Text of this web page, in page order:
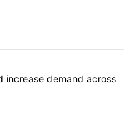
articles in the last
cuts could increase
increase demand across